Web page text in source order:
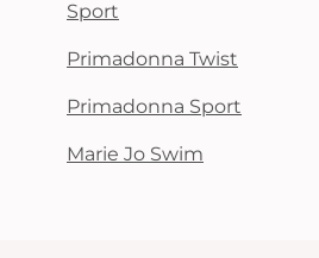
Sport
Primadonna Twist
Primadonna Sport
Marie Jo Swim